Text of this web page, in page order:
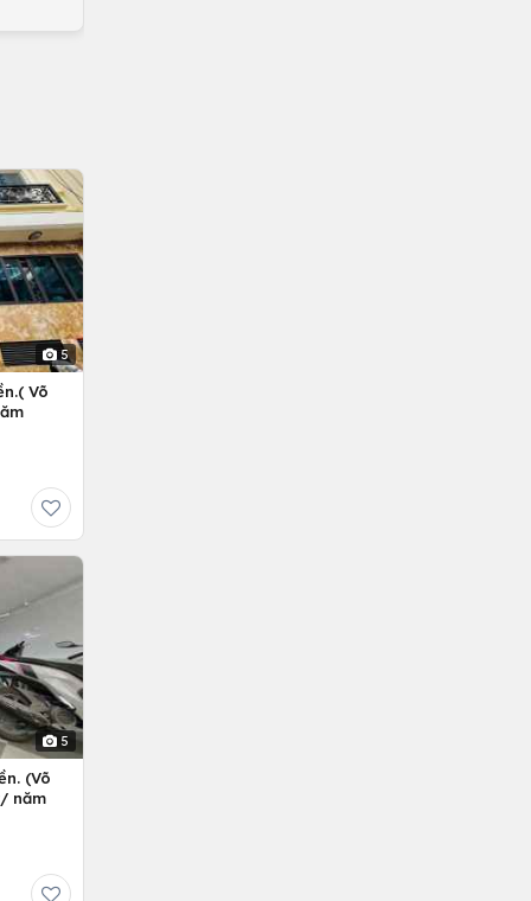
5
Võ
5
(Võ
năm